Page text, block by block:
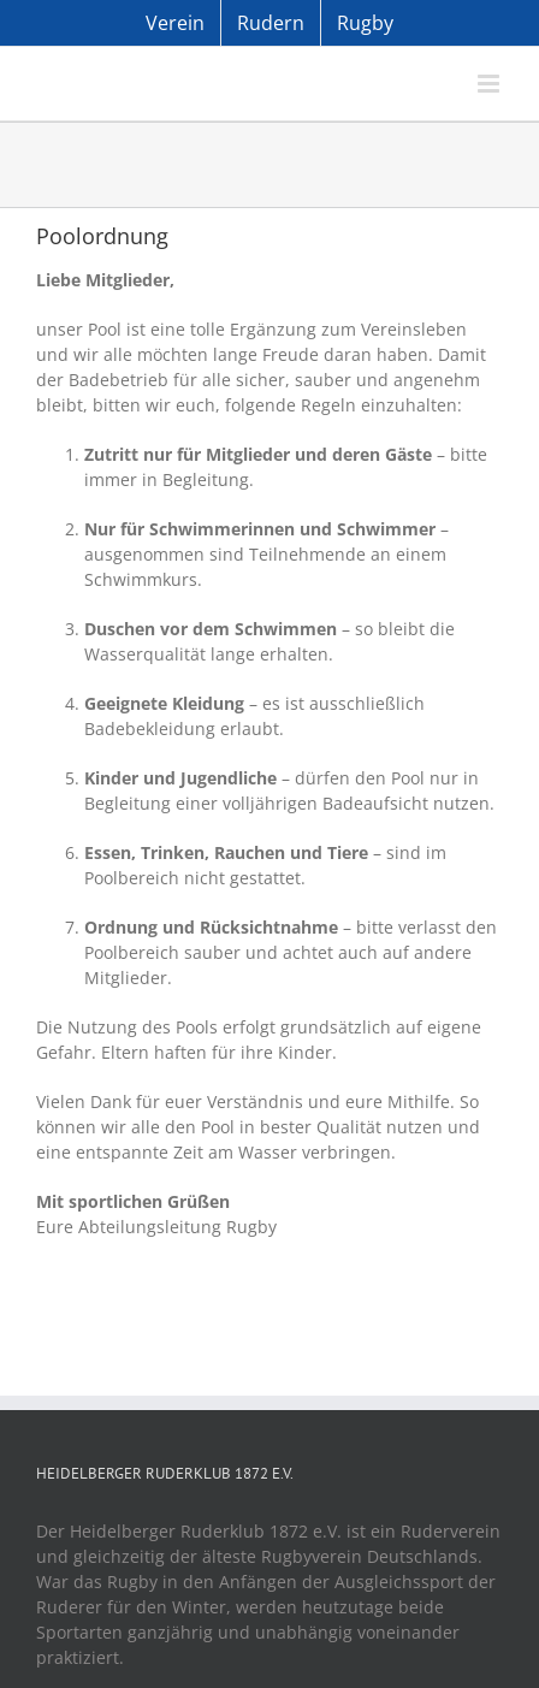
Verein Rudern Rugby
Poolordnung
Liebe Mitglieder,
unser Pool ist eine tolle Ergänzung zum Vereinsleben
und wir alle möchten lange Freude daran haben. Damit
der Badebetrieb für alle sicher, sauber und angenehm
bleibt, bitten wir euch, folgende Regeln einzuhalten:
Zutritt nur für Mitglieder und deren Gäste– bitte
immer in Begleitung.
Nur für Schwimmerinnen und Schwimmer–
ausgenommen sind Teilnehmende an einem
Schwimmkurs.
Duschen vor dem Schwimmen – so bleibt die
Wasserqualität lange erhalten.
Geeignete Kleidung– es ist ausschließlich
Badebekleidung erlaubt.
Kinder und Jugendliche– dürfen den Pool nur in
Begleitung einer volljährigen Badeaufsicht nutzen.
Essen, Trinken, Rauchen und Tiere– sind im
Poolbereich nicht gestattet.
Ordnung und Rücksichtnahme– bitte verlasst den
Poolbereich sauber und achtet auch auf andere
Mitglieder.
Die Nutzung des Pools erfolgt grundsätzlich auf eigene
Gefahr. Eltern haften für ihre Kinder.
Vielen Dank für euer Verständnis und eure Mithilfe. So
können wir alle den Pool in bester Qualität nutzen und
eine entspannte Zeit am Wasser verbringen.
Mit sportlichen Grüßen
Eure Abteilungsleitung Rugby
HEIDELBERGER RUDERKLUB 1872 E.V.
Der Heidelberger Ruderklub 1872 e.V. ist ein Ruderverein
und gleichzeitig der älteste Rugbyverein Deutschlands.
War das Rugby in den Anfängen der Ausgleichssport der
Ruderer für den Winter, werden heutzutage beide
Sportarten ganzjährig und unabhängig voneinander
praktiziert.